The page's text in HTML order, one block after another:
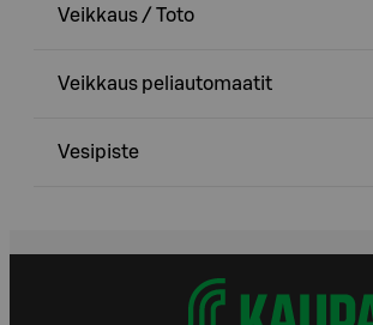
Veikkaus / Toto
Veikkaus peliautomaatit
Vesipiste